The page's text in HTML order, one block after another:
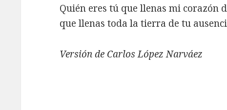
Quién eres tú que llenas mi corazón
que llenas toda la tierra de tu
Versión de Carlos López Narváez